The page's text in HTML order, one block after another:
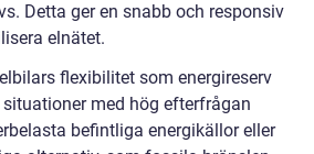
Detta ger en snabb och responsiv
elnätet.
flexibilitet som energireserv
med hög efterfrågan
befintliga energikällor eller